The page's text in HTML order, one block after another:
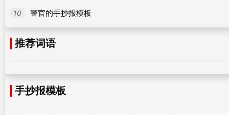
10 警官的手抄报模板
推荐词语
手抄报模板